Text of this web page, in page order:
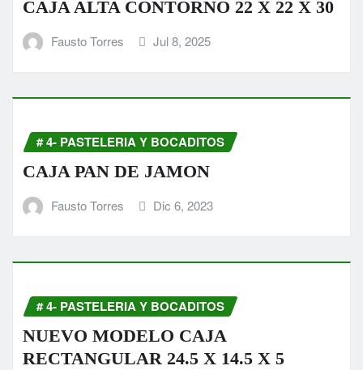
CAJA ALTA CONTORNO 22 X 22 X 30
Fausto Torres Jul 8, 2025
# 4- PASTELERIA Y BOCADITOS
CAJA PAN DE JAMON
Fausto Torres Dic 6, 2023
# 4- PASTELERIA Y BOCADITOS
NUEVO MODELO CAJA
RECTANGULAR 24.5 X 14.5 X 5